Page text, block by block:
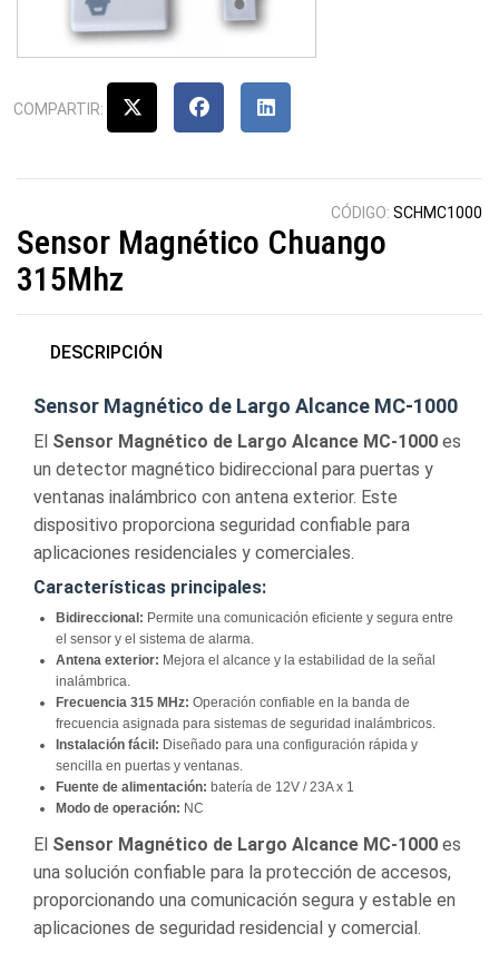
COMPARTIR:
CÓDIGO: SCHMC1000
Sensor Magnético Chuango
315Mhz
DESCRIPCIÓN
Sensor Magnético de Largo Alcance MC-1000
El Sensor Magnético de Largo Alcance MC-1000 es
un detector magnético bidireccional para puertas y
ventanas inalámbrico con antena exterior. Este
dispositivo proporciona seguridad confiable para
aplicaciones residenciales y comerciales.
Características principales:
Bidireccional: Permite una comunicación eficiente y segura entre
el sensor y el sistema de alarma.
Antena exterior: Mejora el alcance y la estabilidad de la señal
inalámbrica.
Frecuencia 315 MHz: Operación confiable en la banda de
frecuencia asignada para sistemas de seguridad inalámbricos.
Instalación fácil: Diseñado para una configuración rápida y
sencilla en puertas y ventanas.
Fuente de alimentación: batería de 12V / 23A x 1
Modo de operación: NC
El Sensor Magnético de Largo Alcance MC-1000 es
una solución confiable para la protección de accesos,
proporcionando una comunicación segura y estable en
aplicaciones de seguridad residencial y comercial.